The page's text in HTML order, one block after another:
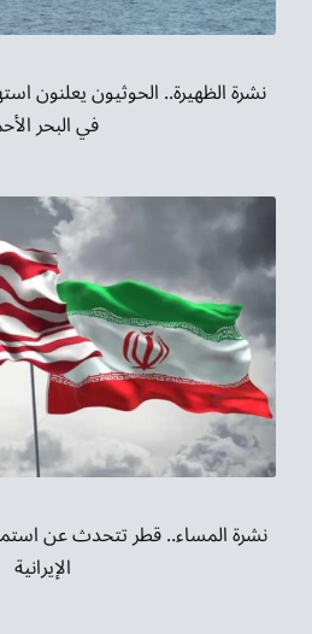
نشرة الظهيرة.. الحوثيون يعلنون
في البحر
نشرة المساء.. قطر تتحدث عن
الإيرانية